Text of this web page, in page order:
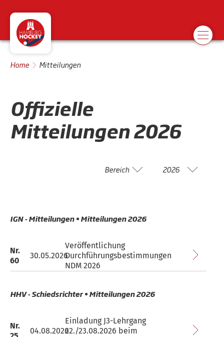
Home Mitteilungen
Offizielle
Mitteilungen2026
Bereich 2026
IGN - Mitteilungen • Mitteilungen 2026
Nr.
60
30.05.2026
Veröffentlichung
Durchführungsbestimmungen
NDM 2026
HHV - Schiedsrichter • Mitteilungen 2026
Nr.
04.08.2026
Einladung J3-Lehrgang
22./23.08.2026 beim